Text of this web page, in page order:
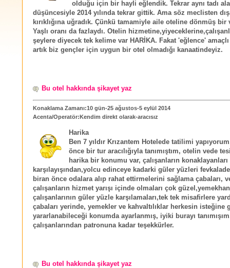
olduğu için bir hayli eğlendik. Tekrar aynı tadı
düşüncesiyle 2014 yılında tekrar gittik. Ama söz meclisten
kırıklığına uğradık. Çünkü tamamiyle aile oteline dönmüş bir
Yaşlı oranı da fazlaydı. Otelin
şeylere diyecek tek kelime var HARİKA. Fakat 'eğlence' amaçlı
artık biz gençler için uygun bir otel olmadığı kanaatindeyiz.
Bu otel hakkında şikayet yaz
Konaklama Zamanı:10 gün-25 ağustos-5 eylül 2014
Acenta/Operatör:Kendim direkt olarak-aracısız
Harika
Ben 7 yıldır Krızantem Hotelede tatilimi
önce bir tur aracılığıyla tanımıştım, otelin vede
harika bir konumu var, çalışanların
karşılayışından,yolcu edinceye kadarki güler yüzleri
biran önce odalara alıp rahat ettirmelerini sağlama çabaları,
çalışanların hizmet yarışı içinde olmaları çok
çalışanlarının güler yüzle karşılamaları,tek tek misafirlere
çabaları yerinde, yemekler ve kahvaltılıklar herkesin isteğine
yararlanabileceği konumda ayarlanmış, iyiki burayı
çalışanlarından patronuna kadar teşekkürler.
Bu otel hakkında şikayet yaz